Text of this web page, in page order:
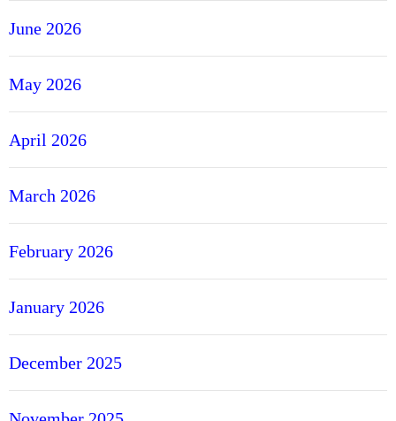
June 2026
May 2026
April 2026
March 2026
February 2026
January 2026
December 2025